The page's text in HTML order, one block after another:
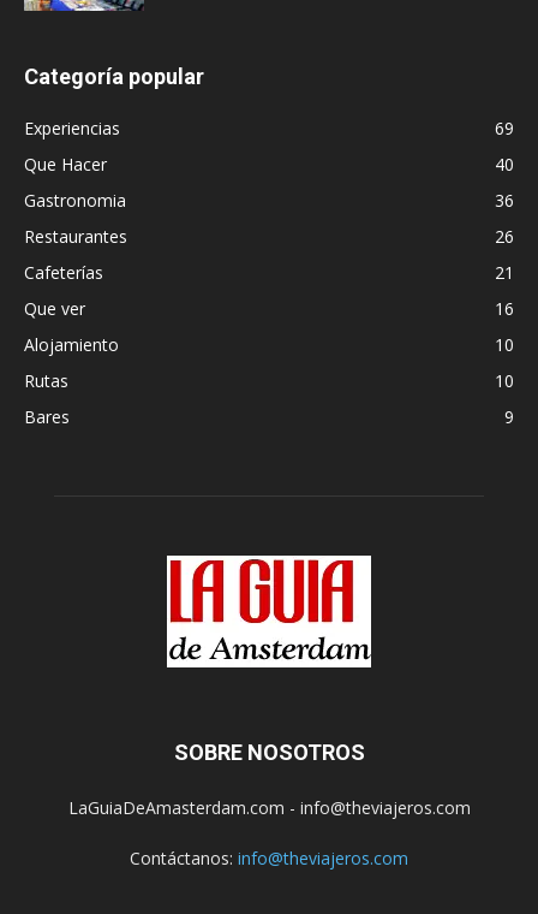
Categoría popular
Experiencias
69
Que Hacer
40
Gastronomia
36
Restaurantes
26
Cafeterías
21
Que ver
16
Alojamiento
10
Rutas
10
Bares
9
SOBRE NOSOTROS
LaGuiaDeAmasterdam.com - info@theviajeros.com
Contáctanos: info@theviajeros.com